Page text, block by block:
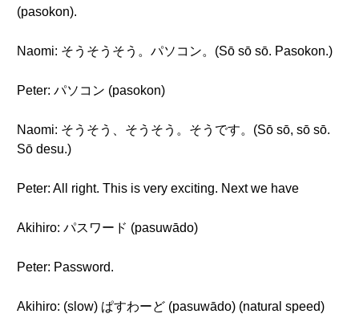
(pasokon).
Naomi: そうそうそう。パソコン。(Sō sō sō. Pasokon.)
Peter: パソコン (pasokon)
Naomi: そうそう、そうそう。そうです。(Sō sō, sō sō.
Sō desu.)
Peter: All right. This is very exciting. Next we have
Akihiro: パスワード (pasuwādo)
Peter: Password.
Akihiro: (slow) ぱすわーど (pasuwādo) (natural speed)